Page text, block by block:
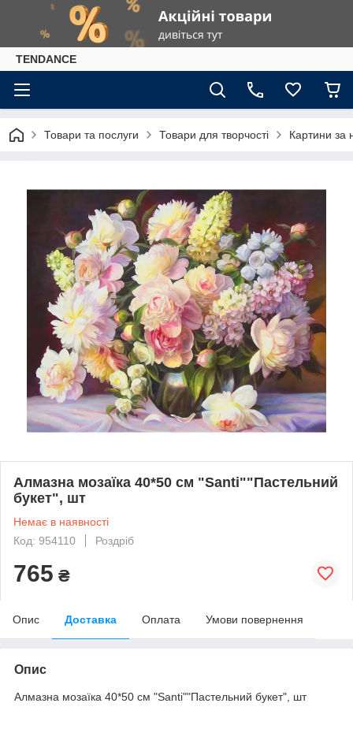
TENDANCE
Товари та послуги Товари для творчості Картини за
Алмазна мозаїка 40*50 см "Santi""Пастельний
букет", шт
Немає в наявності
Код: 954110
Роздріб
765 ₴
Опис Доставка Оплата Умови повернення
Опис
Алмазна мозаїка 40*50 см "Santi""Пастельний букет", шт